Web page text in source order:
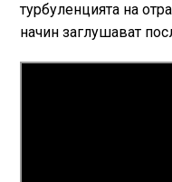
турбуленцията на
начин заглушават